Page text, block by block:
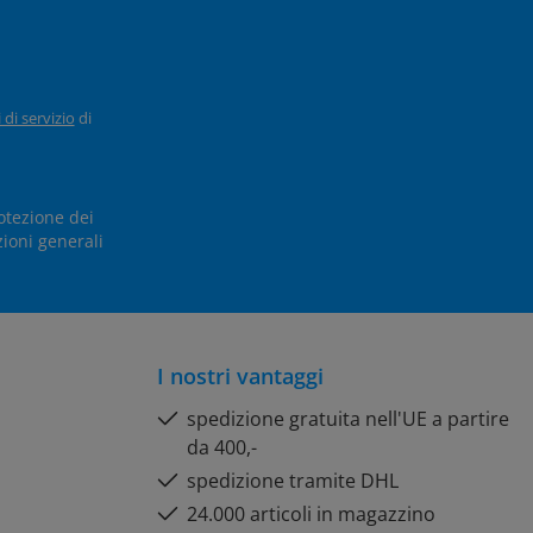
servizio di
dei
generali
I nostri vantaggi
spedizione gratuita nell'UE a partire
da 400,-
spedizione tramite DHL
24.000 articoli in magazzino